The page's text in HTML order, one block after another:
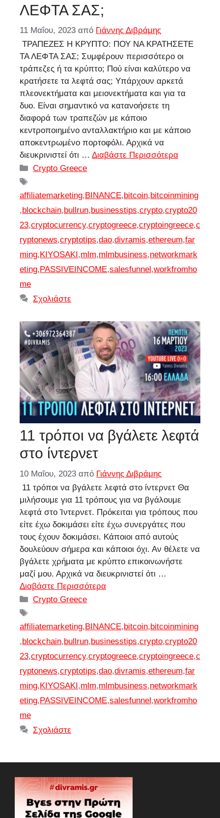
ΛΕΦΤΑ ΣΑΣ;
11 Μαΐου, 2023 από Γιάννης Διβράμης
ΤΡΑΠΕΖΕΣ Η ΚΡΥΠΤΟ: ΠΟΥ ΝΑ ΚΡΑΤΗΣΕΤΕ
ΤΑ ΛΕΦΤΑ ΣΑΣ; Συμφέρουν περισσότερο οι
τράπεζες ή τα κρύπτο; Πού είναι καλύτερο να
κρατήσετε τα λεφτά σας; Υπάρχουν αρκετά
πλεονεκτήματα και μειονεκτήματα και για τα
δυο. Είναι σημαντικό να κατανοήσετε τη
διαφορά των τραπεζών με κάποιο
κεντροποιημένο ανταλλακτήριο και με κάποιο
αποκεντρωμένο πορτοφόλι. Αρχικά να
διευκρινιστεί ότι … Διαβάστε Περισσότερα
Κατηγορίες
Crypto Greece
affiliatemarketing, BINANCE,bitcoin,bitcoinmining
,blockchain,bullrun,businesstips,crypto,crypto20
23,cryptocurrency,cryptogreece,cryptoingreece,c
ryptonews,cryptotips,dao,divramis,ethereum,far
ming, KIYOSAKI ,mlm,mlmbusiness,networkmark
eting, PASSIVEINCOME,salesfunnel ,workfromho
me
Σχολιάστε
11 τρόποι να βγάλετε λεφτά
στο ίντερνετ
10 Μαΐου, 2023 από Γιάννης Διβράμης
11 τρόποι να βγάλετε λεφτά στο ίντερνετ Θα
μιλήσουμε για 11 τρόπους για να βγάλουμε
λεφτά στο Ίντερνετ. Πρόκειται για τρόπους που
είτε έχω δοκιμάσει είτε έχω συνεργάτες που
τους έχουν δοκιμάσει. Κάποιοι από αυτούς
δουλεύουν σήμερα και κάποιοι όχι. Αν θέλετε να
βγάλετε χρήματα με κρύπτο επικοινωνήστε
μαζί μου. Αρχικά να διευκρινιστεί ότι …
Διαβάστε Περισσότερα
Κατηγορίες
Crypto Greece
affiliatemarketing,BINANCE,bitcoin,bitcoinmining
,blockchain,bullrun,businesstips,crypto,crypto20
23,cryptocurrency,cryptogreece,cryptoingreece,c
ryptonews,cryptotips,dao,divramis,ethereum,far
ming,KIYOSAKI,mlm,mlmbusiness,networkmark
eting,PASSIVEINCOME,salesfunnel,workfromho
me
Σχολιάστε